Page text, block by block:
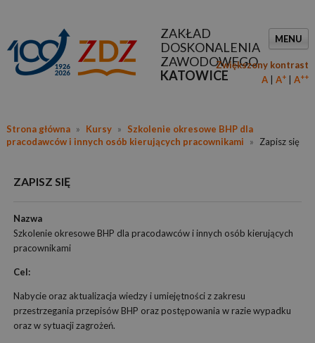
ZAKŁAD
DOSKONALENIA
ZAWODOWEGO
KATOWICE
MENU
Zwiększony kontrast
A
A+ A++
Strona główna » Kursy »
Szkolenie okresowe BHP dla
pracodawców i innych osób kierujących pracownikami
» Zapisz się
ZAPISZ SIĘ
Nazwa
Szkolenie okresowe BHP dla pracodawców i innych osób kierujących
pracownikami
Cel:
Nabycie oraz aktualizacja wiedzy i umiejętności z zakresu
przestrzegania przepisów BHP oraz postępowania w razie wypadku
oraz w sytuacji zagrożeń.